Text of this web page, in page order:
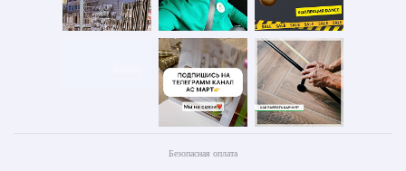
Безопасная оплата